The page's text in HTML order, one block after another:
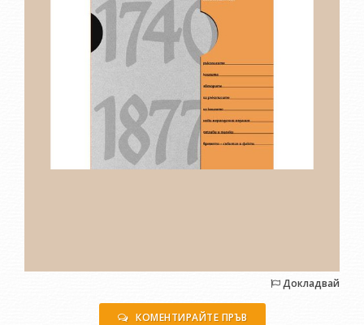
Докладвай
КОМЕНТИРАЙТЕ ПРЪВ